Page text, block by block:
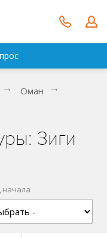
Оман
Зиги
начала